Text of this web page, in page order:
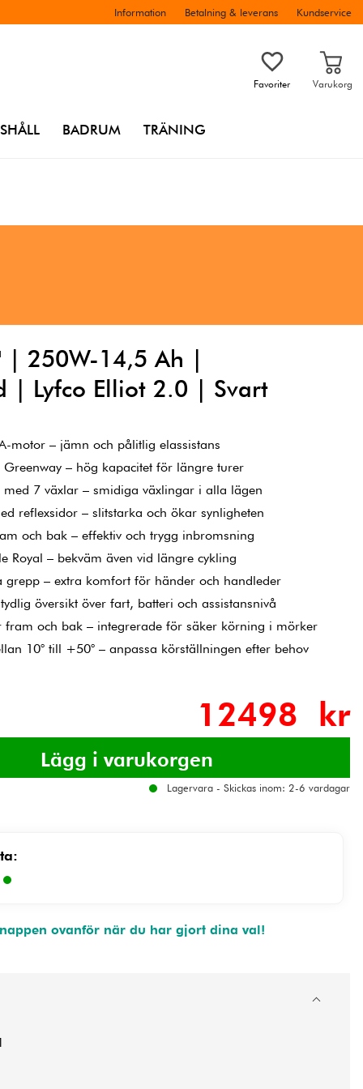
Information Betalning & leverans Kundservice
Favoriter Varukorg
BADRUM TRÄNING
| 250W-14,5 Ah |
| Lyfco Elliot 2.0 | Svart
motor – jämn och pålitlig elassistans
– hög kapacitet för längre turer
7 växlar – smidiga växlingar i alla lägen
reflexsidor – slitstarka och ökar synligheten
och bak – effektiv och trygg inbromsning
Royal – bekväm även vid längre cykling
grepp – extra komfort för händer och handleder
översikt över fart, batteri och assistansnivå
och bak – integrerade för säker körning i mörker
10° till +50° – anpassa körställningen efter behov
12498 kr
Lagervara - Skickas inom: 2-6 vardagar
ovanför när du har gjort dina val!